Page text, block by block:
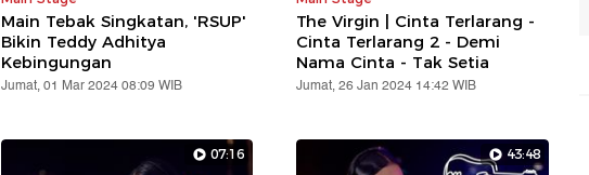
Main Tebak Singkatan, 'RSUP'
Bikin Teddy Adhitya
Kebingungan
Jumat, 01 Mar 2024 08:09 WIB
The Virgin | Cinta Terlarang -
Cinta Terlarang 2 - Demi
Nama Cinta - Tak Setia
Jumat, 26 Jan 2024 14:42 WIB
07:16 43:48